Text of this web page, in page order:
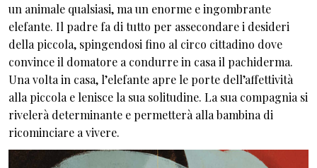
un animale qualsiasi, ma un enorme e ingombrante
elefante. Il padre fa di tutto per assecondare i desideri
della piccola, spingendosi fino al circo cittadino dove
convince il domatore a condurre in casa il pachiderma.
Una volta in casa, l’elefante apre le porte dell’affettività
alla piccola e lenisce la sua solitudine. La sua compagnia si
rivelerà determinante e permetterà alla bambina di
ricominciare a vivere.